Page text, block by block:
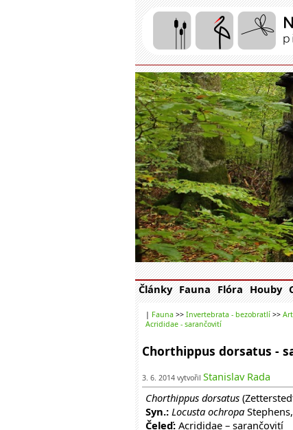
Články Fauna Flóra Houby
| Fauna >> Invertebrata - bezobratlí >>
Acrididae - sarančovití
Chorthippus dorsatus -
3. 6. 2014 vytvořil Stanislav Rada
Chorthippus dorsatus
Syn.: Locusta ochropa
Čeleď: Acrididae – sarančovití